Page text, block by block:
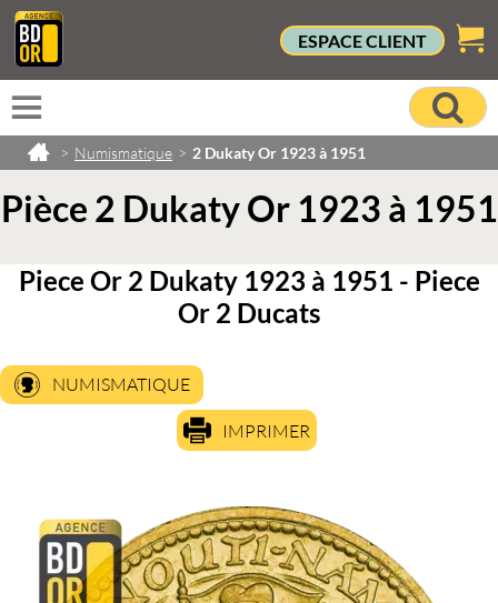
ESPACE CLIENT
> Numismatique > 2 Dukaty Or 1923 à 1951
Pièce 2 Dukaty Or 1923 à 1951
Piece Or 2 Dukaty 1923 à 1951 - Piece
Or 2 Ducats
NUMISMATIQUE
IMPRIMER